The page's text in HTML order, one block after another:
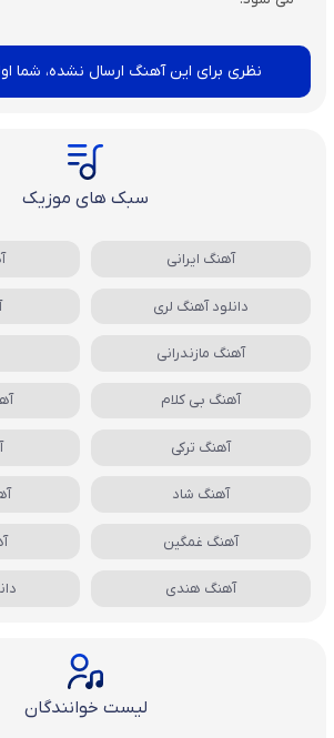
نظری برای این آهنگ ارسال نشده، شما
سبک های موزیک
آهنگ ایرانی
دانلود آهنگ لری
آهنگ مازندرانی
آهنگ بی کلام
آهنگ ترکی
آهنگ شاد
آهنگ غمگین
آهنگ هندی
لیست خوانندگان